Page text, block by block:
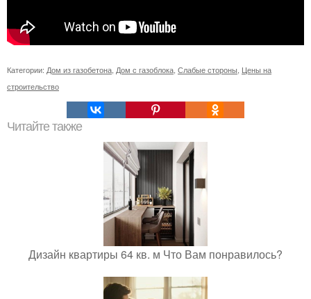
Категории: Дом из газобетона Дом с газоблока Слабые стороны Цены на
строительство
Читайте также
Дизайн квартиры 64 кв. м Что Вам понравилось?